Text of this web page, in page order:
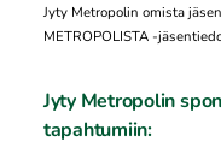
Jyty Metropolin omista
METROPOLISTA -
Jyty Metropolin
tapahtumiin: